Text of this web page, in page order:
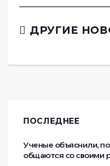
ДРУГИЕ
ПОСЛЕДНЕЕ
Ученые объяснили,
общаются со своими